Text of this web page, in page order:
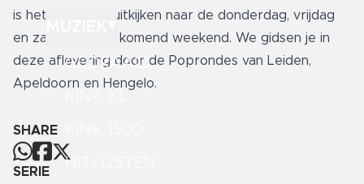
GEDRAAID
HITLIJSTEN
is het nu vooral uitkijken naar de donderdag, vrijdag
en zaterdag van komend weekend. We gidsen je in
deze aflevering door de Poprondes van Leiden,
Apeldoorn en Hengelo.
SHARE
SERIE